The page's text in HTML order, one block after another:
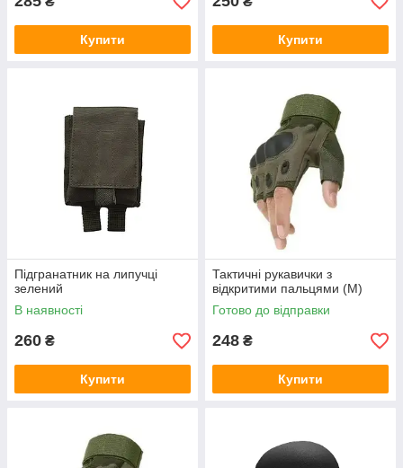
Купити Купити
Підгранатник на липучці
зелений
В наявності
260 ₴
Купити
Тактичні рукавички з
відкритими пальцями (M)
Готово до відправки
248 ₴
Купити